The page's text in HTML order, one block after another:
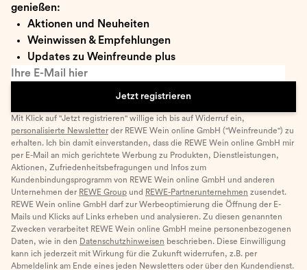
genießen:
Aktionen und Neuheiten
Weinwissen & Empfehlungen
Updates zu Weinfreunde plus
Ihre E-Mail hier
Jetzt registrieren
Mit Klick auf "Jetzt registrieren" willige ich bis auf Widerruf ein,
personalisierte Newsletter der REWE Wein online GmbH ("Weinfreunde") zu
erhalten. Ich bin damit einverstanden, dass die REWE Wein online GmbH mir
per E-Mail an mich gerichtete Werbung zu Produkten, Dienstleistungen,
Aktionen, Zufriedenheitsbefragungen und Infos zum
Kundenbindungsprogramm von REWE Wein online GmbH und anderen
Unternehmen der REWE Group und REWE-Partnerunternehmen zusendet.
REWE Wein online GmbH darf zur Werbeoptimierung die Öffnung der E-
Mails und Klicks auf Links erheben und analysieren. Zu diesen genannten
Zwecken verarbeitet REWE Wein online GmbH meine personenbezogenen
Daten, wie in den Datenschutzhinweisen beschrieben. Diese Einwilligung
kann ich jederzeit mit Wirkung für die Zukunft widerrufen, z.B. per
Abmeldelink am Ende eines jeden Newsletters oder über den Kundendienst.